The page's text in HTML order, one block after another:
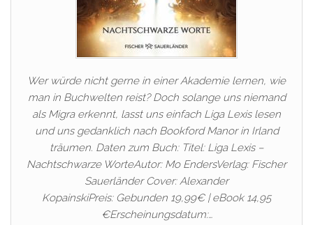
Wer würde nicht gerne in einer Akademie lernen, wie
man in Buchwelten reist? Doch solange uns niemand
als Migra erkennt, lasst uns einfach Liga Lexis lesen
und uns gedanklich nach Bookford Manor in Irland
träumen. Daten zum Buch: Titel: Liga Lexis –
Nachtschwarze WorteAutor: Mo EndersVerlag: Fischer
Sauerländer Cover: Alexander
KopainskiPreis: Gebunden 19,99€ | eBook 14,95
€Erscheinungsdatum:…